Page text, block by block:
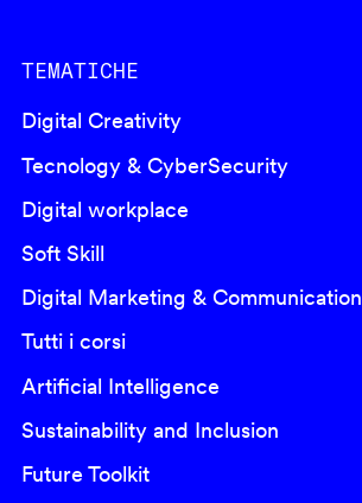
TEMATICHE
Digital Creativity
Tecnology & CyberSecurity
Digital workplace
Soft Skill
Digital Marketing & Communication
Tutti i corsi
Artificial Intelligence
Sustainability and Inclusion
Future Toolkit